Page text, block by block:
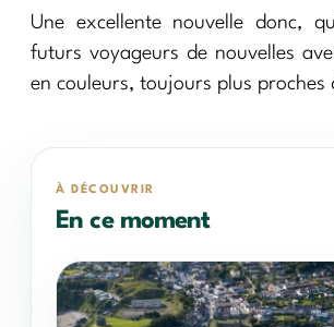
Une excellente nouvelle donc,
futurs voyageurs de nouvelles
en couleurs, toujours plus proches
À DÉCOUVRIR
En ce moment